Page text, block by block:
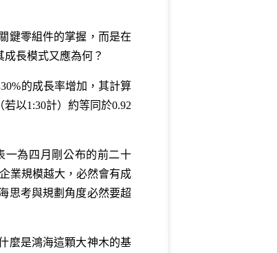
鍵零組件的掌握，而是在
長模式又應為何？
的成長率增加，其計算
以1:30計）約等同於0.92
一為四月剛公布的前二十
業規模越大，必然會有成
思考與規劃角度必然要超
麼是鴻海這顆大神木的基